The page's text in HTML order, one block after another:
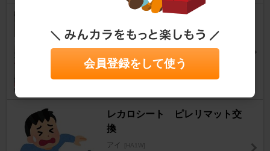
アイ [HA1W]
50
レカロシート ピレリマット交
換
アイ [HA1W]
会員登録をして使う